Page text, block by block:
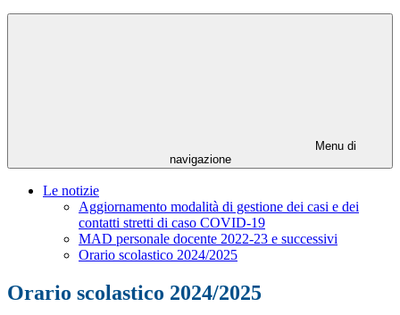
Menu di
navigazione
Le notizie
Aggiornamento modalità di gestione dei casi e dei
contatti stretti di caso COVID-19
MAD personale docente 2022-23 e successivi
Orario scolastico 2024/2025
Orario scolastico 2024/2025